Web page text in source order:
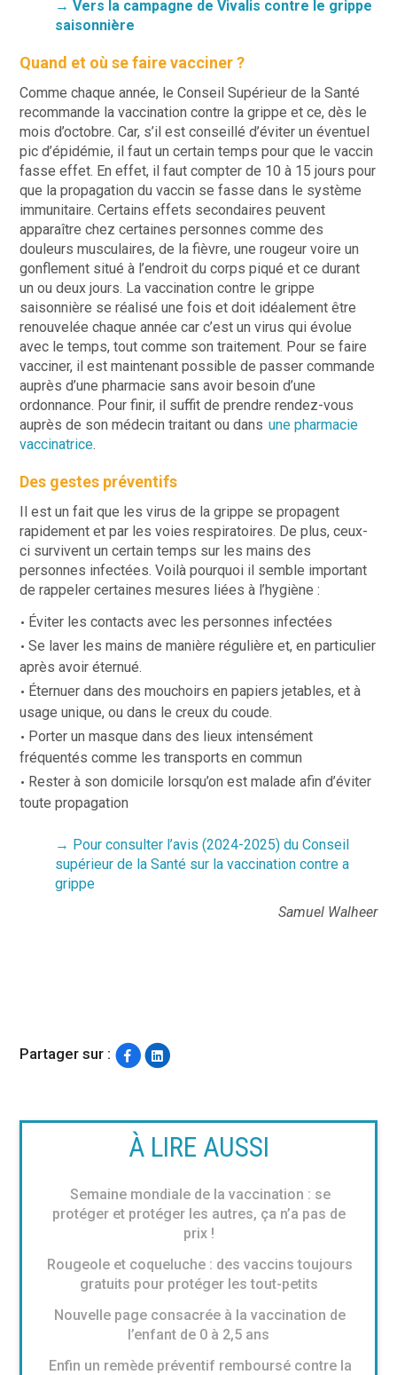
→ Vers la campagne de Vivalis contre le grippe
saisonnière
Quand et où se faire vacciner ?
Comme chaque année, le Conseil Supérieur de la Santé
recommande la vaccination contre la grippe et ce, dès le
mois d’octobre. Car, s’il est conseillé d’éviter un éventuel
pic d’épidémie, il faut un certain temps pour que le vaccin
fasse effet. En effet, il faut compter de 10 à 15 jours pour
que la propagation du vaccin se fasse dans le système
immunitaire. Certains effets secondaires peuvent
apparaître chez certaines personnes comme des
douleurs musculaires, de la fièvre, une rougeur voire un
gonflement situé à l’endroit du corps piqué et ce durant
un ou deux jours. La vaccination contre le grippe
saisonnière se réalisé une fois et doit idéalement être
renouvelée chaque année car c’est un virus qui évolue
avec le temps, tout comme son traitement. Pour se faire
vacciner, il est maintenant possible de passer commande
auprès d’une pharmacie sans avoir besoin d’une
ordonnance. Pour finir, il suffit de prendre rendez-vous
auprès de son médecin traitant ou dansune pharmacie
vaccinatrice.
Des gestes préventifs
Il est un fait que les virus de la grippe se propagent
rapidement et par les voies respiratoires. De plus, ceux-
ci survivent un certain temps sur les mains des
personnes infectées. Voilà pourquoi il semble important
de rappeler certaines mesures liées à l’hygiène :
Éviter les contacts avec les personnes infectées
Se laver les mains de manière régulière et, en particulier
après avoir éternué.
Éternuer dans des mouchoirs en papiers jetables, et à
usage unique, ou dans le creux du coude.
Porter un masque dans des lieux intensément
fréquentés comme les transports en commun
Rester à son domicile lorsqu’on est malade afin d’éviter
toute propagation
→ Pour consulter l’avis (2024-2025) du Conseil
supérieur de la Santé sur la vaccination contre a
grippe
Samuel Walheer
Partager sur :
À LIRE AUSSI
Semaine mondiale de la vaccination : se
protéger et protéger les autres, ça n’a pas de
prix !
Rougeole et coqueluche : des vaccins toujours
gratuits pour protéger les tout-petits
Nouvelle page consacrée à la vaccination de
l’enfant de 0 à 2,5 ans
Enfin un remède préventif remboursé contre la